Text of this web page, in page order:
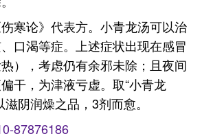
寒论》代表方。小青龙汤可以治
口渴等症。上述症状出现在感冒
），考虑仍有余邪未除；且夜间
干，为津液亏虚。取“小青龙
阴润燥之品，3剂而愈。
87876186